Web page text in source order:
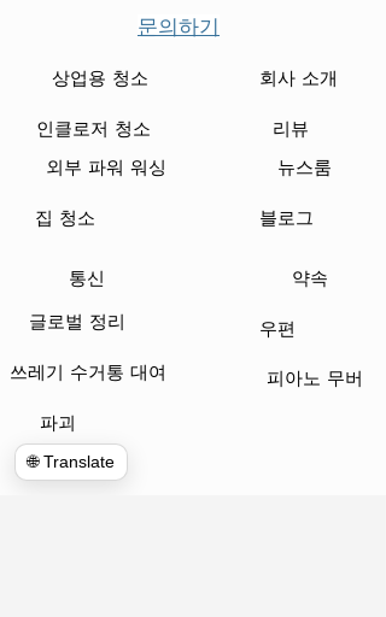
문의하기
상업용 청소
인클로저 청소
외부 파워 워싱
집 청소
통신
글로벌 정리
쓰레기 수거통 대여
회사 소개
리뷰
뉴스룸
블로그
약속
우편
피아노 무버
파괴
🌐 Translate